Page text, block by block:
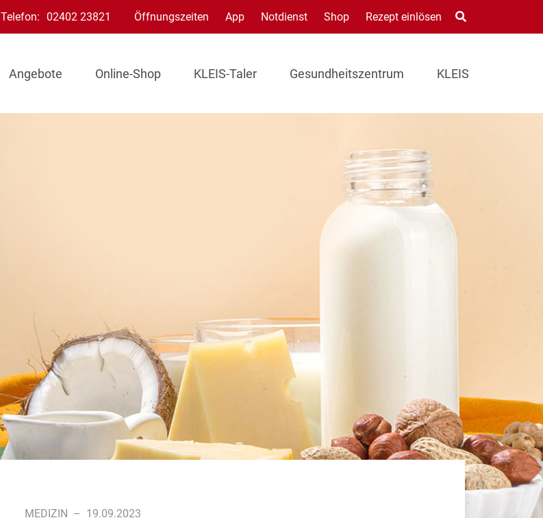
Telefon: 02402 23821 Öffnungszeiten App Notdienst Shop Rezept einlösen
Angebote Online-Shop KLEIS-Taler Gesundheitszentrum KLEIS
MEDIZIN – 19.09.2023